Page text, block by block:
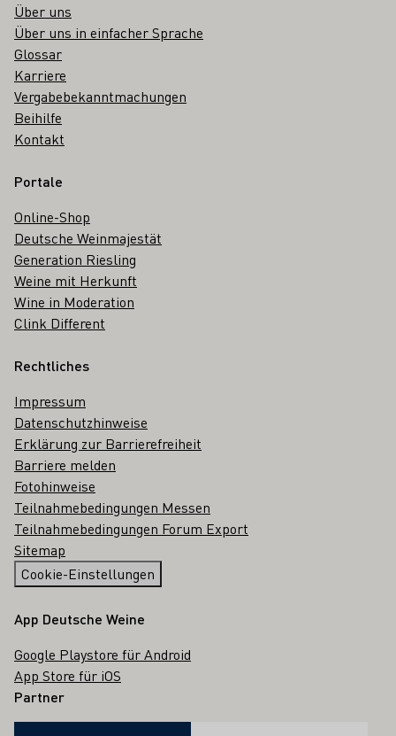
Über uns
Über uns in einfacher Sprache
Glossar
Karriere
Vergabebekanntmachungen
Beihilfe
Kontakt
Portale
Online-Shop
Deutsche Weinmajestät
Generation Riesling
Weine mit Herkunft
Wine in Moderation
Clink Different
Rechtliches
Impressum
Datenschutzhinweise
Erklärung zur Barrierefreiheit
Barriere melden
Fotohinweise
Teilnahmebedingungen Messen
Teilnahmebedingungen Forum Export
Sitemap
Cookie-Einstellungen
App Deutsche Weine
Google Playstore für Android
App Store für iOS
Partner